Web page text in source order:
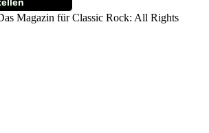
Magazin für Classic Rock: All Rights